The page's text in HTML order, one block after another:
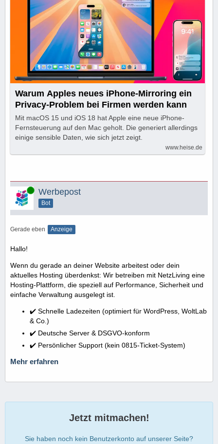
Warum Apples neues iPhone-Mirroring ein
Privacy-Problem bei Firmen werden kann
Mit macOS 15 und iOS 18 hat Apple eine neue iPhone-
Fernsteuerung auf den Mac geholt. Die generiert allerdings
einige sensible Daten, wie sich jetzt zeigt.
www.heise.de
Online Werbepost
Bot
Gerade eben Anzeige
Hallo!
Wenn du gerade an deiner Website arbeitest oder dein
aktuelles Hosting überdenkst: Wir betreiben mit NetzLiving eine
Hosting-Plattform, die speziell auf Performance, Sicherheit und
einfache Verwaltung ausgelegt ist.
✔️ Schnelle Ladezeiten (optimiert für WordPress, WoltLab
& Co.)
✔️ Deutsche Server & DSGVO-konform
✔️ Persönlicher Support (kein 0815-Ticket-System)
Mehr erfahren
Jetzt mitmachen!
Sie haben noch kein Benutzerkonto auf unserer Seite?